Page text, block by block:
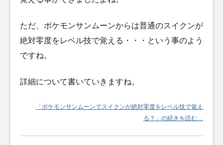
ただ、ポケモンサンムーンからは普通のスイクンが
絶対零度をレベル技で覚える・・・という事のよう
ですね。
詳細について書いていきますね。
「ポケモンサンムーンでスイクンが絶対零度をレベル技で覚え
る？」の続きを読む…